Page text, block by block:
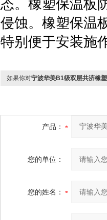
态。橡塑保温板
侵蚀。橡塑保温
特别便于安装施
如果你对宁波华美B1级双层共济橡
产品：
您的单位：
您的姓名：